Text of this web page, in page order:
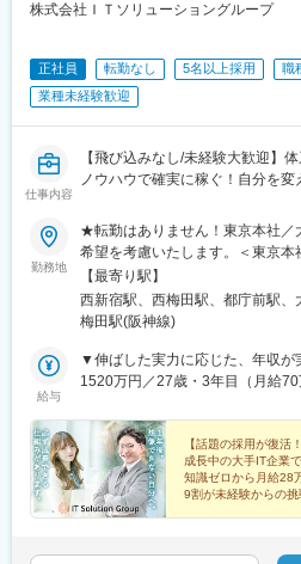
株式会社ＩＴソリューショングループ
正社員 転勤なし 5名以上採用
職
業種未経験歓迎
仕事内容
【飛び込みなし/未経験大歓迎】
ノウハウで確実に稼ぐ！自分を変
勤務地
★転勤はありません！東京本社／
希望を考慮いたします。＜東京
友不動産新宿オークタワー21F＜
田3丁目2-2 JPタワー大阪
【最寄り駅】
西新宿駅、西梅田駅、都庁前駅、
梅田駅(阪神線)
給与
▼伸ばした実力に応じた、年収が
1520万円／27歳・3年目（月給
【話題の採用が復活！
成長中の大手IT企業
知識ゼロから月給28
9割が未経験からの挑